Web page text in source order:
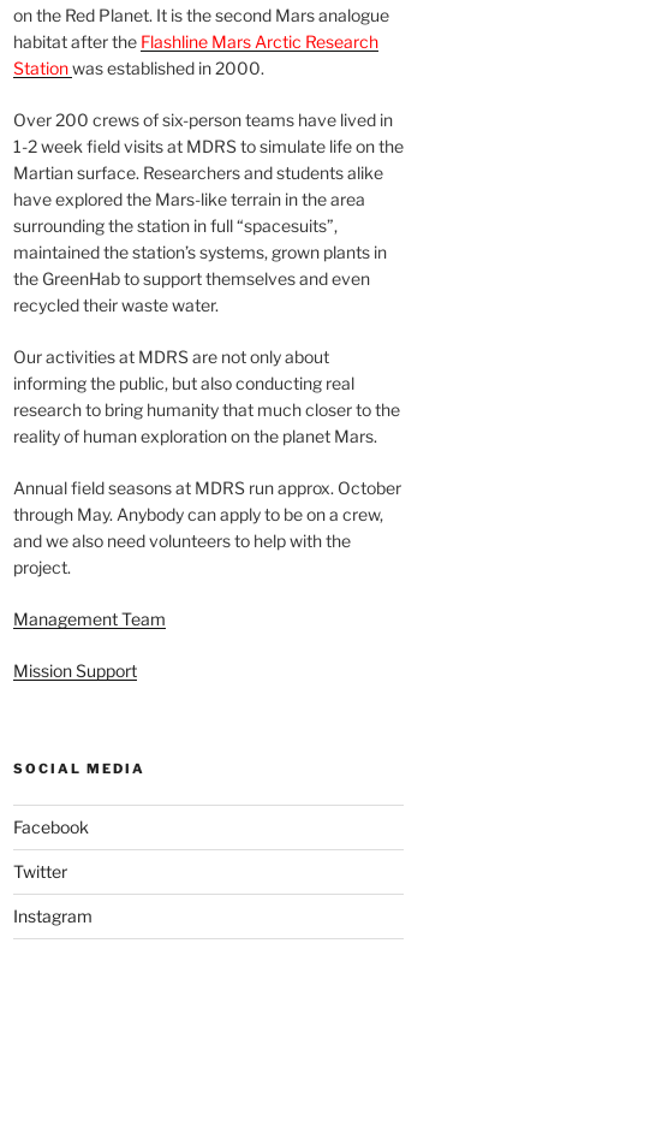
on the Red Planet. It is the second Mars analogue
habitat after the Flashline Mars Arctic Research
Stationwas established in 2000.
Over 200 crews of six-person teams have lived in
1-2 week field visits at MDRS to simulate life on the
Martian surface. Researchers and students alike
have explored the Mars-like terrain in the area
surrounding the station in full “spacesuits”,
maintained the station’s systems, grown plants in
the GreenHab to support themselves and even
recycled their waste water.
Our activities at MDRS are not only about
informing the public, but also conducting real
research to bring humanity that much closer to the
reality of human exploration on the planet Mars.
Annual field seasons at MDRS run approx. October
through May. Anybody can apply to be on a crew,
and we also need volunteers to help with the
project.
Management Team
Mission Support
SOCIAL MEDIA
Facebook
Twitter
Instagram